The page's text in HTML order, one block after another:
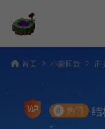
首页 小豪同款 正
# 热门 结